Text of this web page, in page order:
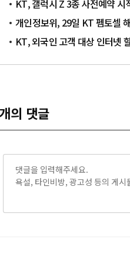
KT, 갤럭시 Z 3종 사전예약
개인정보위, 29일 KT 펨토셀
KT, 외국인 고객 대상 인터넷
개의 댓글